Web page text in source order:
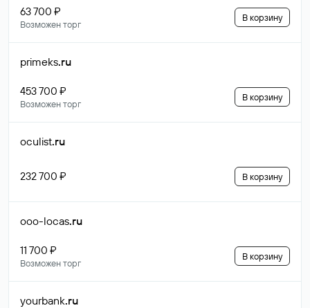
63 700 ₽
Возможен торг
В корзину
primeks.ru
453 700 ₽
Возможен торг
В корзину
oculist.ru
232 700 ₽ В корзину
ooo-locas.ru
11 700 ₽
Возможен торг
В корзину
yourbank.ru